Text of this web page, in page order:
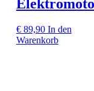
€89,90 In den
Warenkorb